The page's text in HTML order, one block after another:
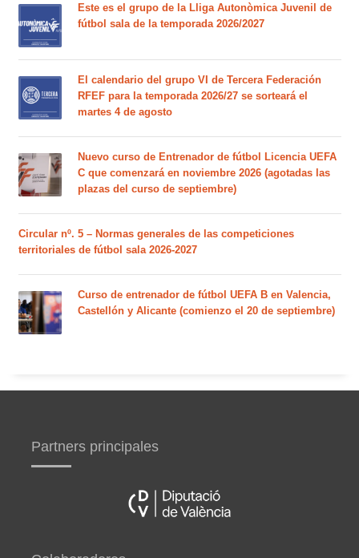
Este es el grupo de la Lliga Autonòmica Juvenil de
fútbol sala de la temporada 2026/2027
El calendario del grupo VI de Tercera Federación
RFEF para la temporada 2026/27 se sorteará el
martes 4 de agosto
Nuevo curso de Entrenador de fútbol Licencia UEFA
C que comenzará en noviembre 2026 (agotadas las
plazas del curso de septiembre)
Circular nº. 5 – Normas generales de las competiciones
territoriales de fútbol sala 2026-2027
Curso de entrenador de fútbol UEFA B en Valencia,
Castellón y Alicante (comienzo el 20 de septiembre)
Partners principales